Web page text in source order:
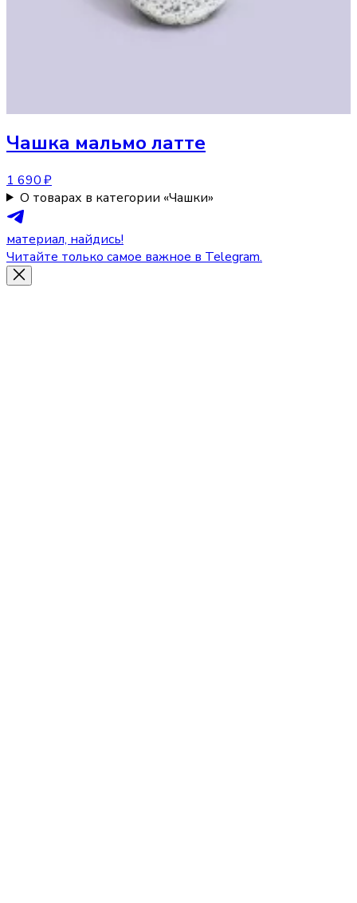
Чашка мальмо латте
1 690 ₽
О товарах в категории «Чашки»
материал, найдись!
Читайте только самое важное в Telegram.